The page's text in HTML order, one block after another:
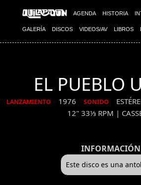
AGENDA HISTORIA
GALERÍA DISCOS VIDEOS/AV LIBROS
EL PUEBLO
LANZAMIENTO 1976 SONIDO
12" 33⅓ RPM |
INFORMACIÓN
Este disco es una